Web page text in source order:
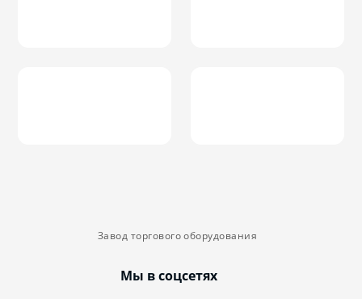
Завод торгового оборудования
Мы в соцсетях